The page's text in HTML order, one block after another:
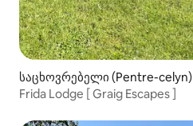
საცხოვრებელი (Pentre-celyn)
Frida Lodge [ Graig Escapes ]